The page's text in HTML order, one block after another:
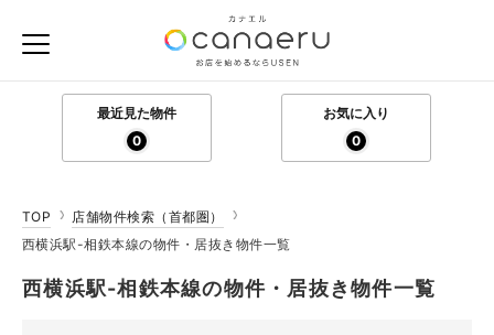
最近見た物件
0
お気に入り
0
TOP
店舗物件検索（首都圏）
西横浜駅-相鉄本線の物件・居抜き物件一覧
西横浜駅-相鉄本線の物件・居抜き物件一覧